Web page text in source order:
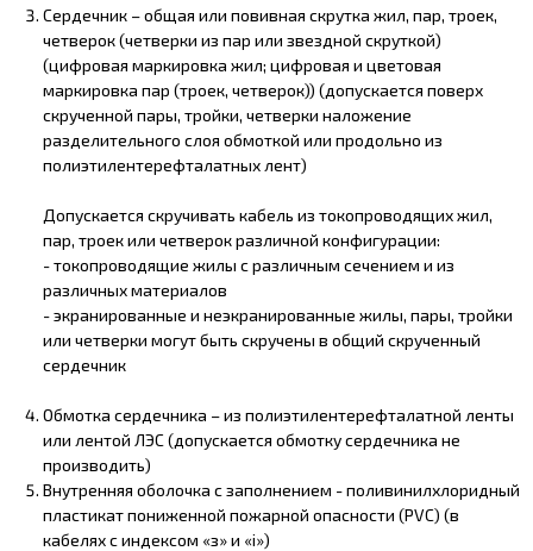
Сердечник – общая или повивная скрутка жил, пар, троек,
четверок (четверки из пар или звездной скруткой)
(цифровая маркировка жил; цифровая и цветовая
маркировка пар (троек, четверок)) (допускается поверх
скрученной пары, тройки, четверки наложение
разделительного слоя обмоткой или продольно из
полиэтилентерефталатных лент)
Допускается скручивать кабель из токопроводящих жил,
пар, троек или четверок различной конфигурации:
- токопроводящие жилы с различным сечением и из
различных материалов
- экранированные и неэкранированные жилы, пары, тройки
или четверки могут быть скручены в общий скрученный
сердечник
Обмотка сердечника – из полиэтилентерефталатной ленты
или лентой ЛЭС (допускается обмотку сердечника не
производить)
Внутренняя оболочка с заполнением - поливинилхлоридный
пластикат пониженной пожарной опасности (PVC) (в
кабелях с индексом «з» и «i»)